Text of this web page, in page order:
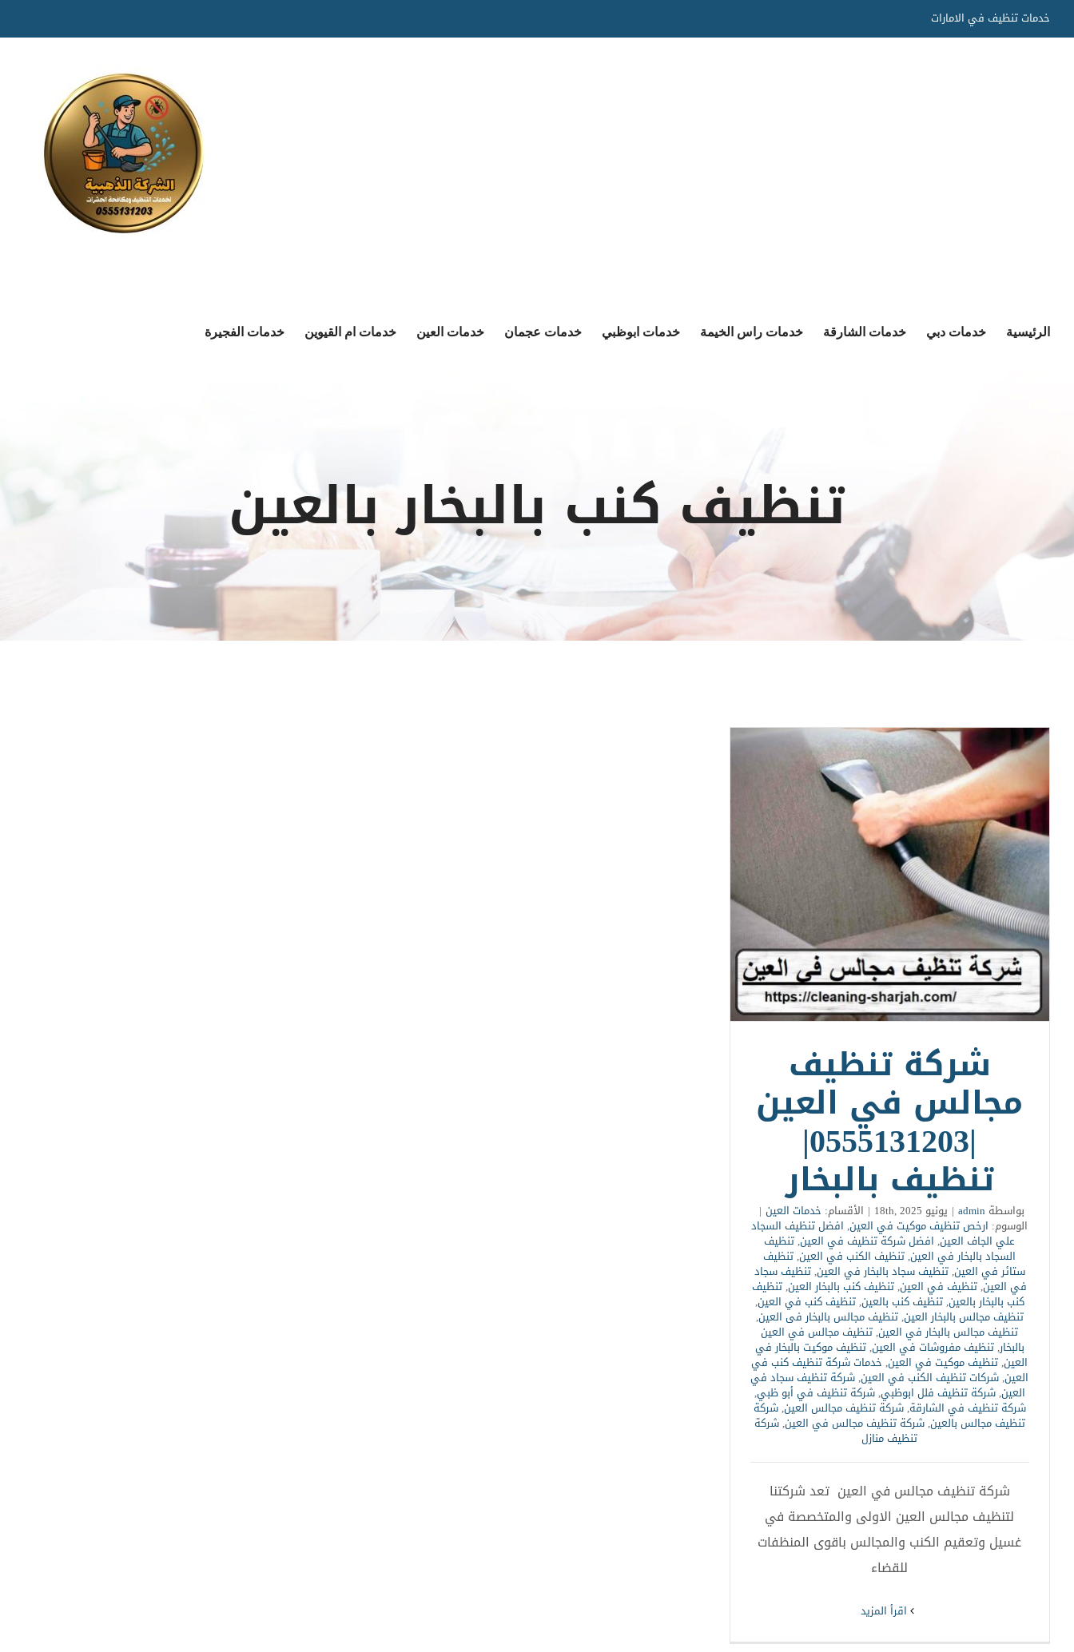
to
خدمات تنظيف في الامارات
الرئيسية خدمات دبي خدمات الشارقة خدمات راس الخيمة خدمات ابوظبي خدمات عجمان خدمات العين خدمات ام القيوين خدمات الفجيرة
تنظيف كنب بالبخار بالعين
شركة تنظيف
مجالس في العين
|0555131203|
تنظيف بالبخار
بواسطةadmin
| يونيو 18th, 2025 | الأقسام: خدمات العين |
الوسوم: ارخص تنظيف موكيت في العين, افضل تنظيف السجاد
علي الجاف العين, افضل شركة تنظيف في العين,تنظيف
السجاد بالبخار في العين,تنظيف الكنب في العين,تنظيف
ستائر في العين,تنظيف سجاد بالبخار في العين,تنظيف سجاد
في العين,تنظيف في العين,تنظيف كنب بالبخار العين,تنظيف
كنب بالبخار بالعين,تنظيف كنب بالعين,تنظيف كنب في العين,
تنظيف مجالس بالبخار العين,تنظيف مجالس بالبخار فى العين,
تنظيف مجالس بالبخار في العين,تنظيف مجالس في العين
بالبخار,تنظيف مفروشات في العين,تنظيف موكيت بالبخار في
العين,تنظيف موكيت في العين, خدمات شركة تنظيف كنب في
العين,شركات تنظيف الكنب في العين,شركة تنظيف سجاد في
العين,شركة تنظيف فلل ابوظبي,شركة تنظيف في أبو ظبي,
شركة تنظيف في الشارقة,شركة تنظيف مجالس العين,شركة
تنظيف مجالس بالعين,شركة تنظيف مجالس في العين,شركة
تنظيف منازل
شركة تنظيف مجالس في العين تعد شركتنا
لتنظيف مجالس العين الاولى والمتخصصة في
غسيل وتعقيم الكنب والمجالس باقوى المنظفات
للقضاء
‫اقرأ المزيد